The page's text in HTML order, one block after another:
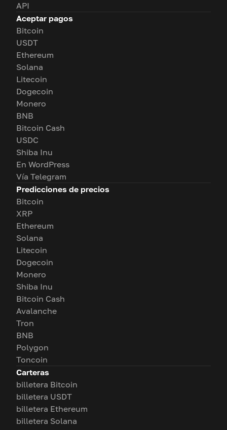
API
Aceptar pagos
Bitcoin
USDT
Ethereum
Solana
Litecoin
Dogecoin
Monero
BNB
Bitcoin Cash
USDC
Shiba Inu
En WordPress
Vía Telegram
Predicciones de precios
Bitcoin
XRP
Ethereum
Solana
Litecoin
Dogecoin
Monero
Shiba Inu
Bitcoin Cash
Avalanche
Tron
BNB
Polygon
Toncoin
Carteras
billetera Bitcoin
billetera USDT
billetera Ethereum
billetera Solana